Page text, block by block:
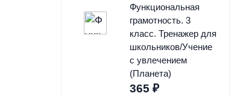
Функциональная
грамотность. 3
класс. Тренажер для
школьников/Учение
с увлечением
(Планета)
365 ₽